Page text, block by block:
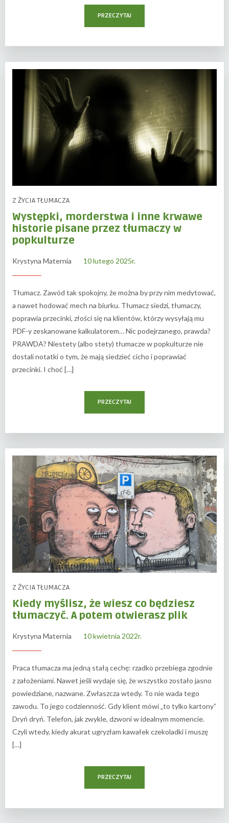
PRZECZYTAJ
Z ŻYCIA TŁUMACZA
Występki, morderstwa i inne krwawe
historie pisane przez tłumaczy w
popkulturze
Krystyna Maternia 10 lutego 2025r.
Tłumacz. Zawód tak spokojny, że można by przy nim medytować,
a nawet hodować mech na biurku. Tłumacz siedzi, tłumaczy,
poprawia przecinki, złości się na klientów, którzy wysyłają mu
PDF-y zeskanowane kalkulatorem… Nic podejrzanego, prawda?
PRAWDA? Niestety (albo stety) tłumacze w popkulturze nie
dostali notatki o tym, że mają siedzieć cicho i poprawiać
przecinki. I choć […]
PRZECZYTAJ
Z ŻYCIA TŁUMACZA
Kiedy myślisz, że wiesz co będziesz
tłumaczyć. A potem otwierasz plik
Krystyna Maternia 10 kwietnia 2022r.
Praca tłumacza ma jedną stałą cechę: rzadko przebiega zgodnie
z założeniami. Nawet jeśli wydaje się, że wszystko zostało jasno
powiedziane, nazwane. Zwłaszcza wtedy. To nie wada tego
zawodu. To jego codzienność. Gdy klient mówi „to tylko kartony”
Dryń dryń. Telefon, jak zwykle, dzwoni w idealnym momencie.
Czyli wtedy, kiedy akurat ugryzłam kawałek czekoladki i muszę
[…]
PRZECZYTAJ